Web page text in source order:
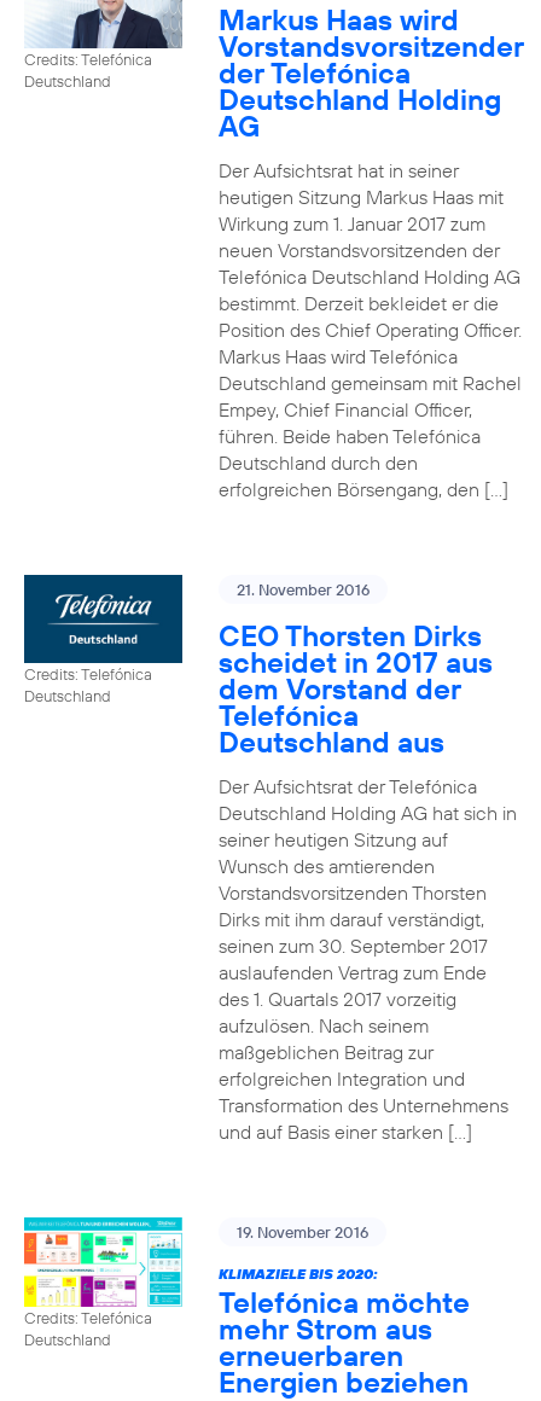
Credits: Telefónica
Deutschland
Markus Haas wird
Vorstandsvorsitzender
der Telefónica
Deutschland Holding
AG
Der Aufsichtsrat hat in seiner
heutigen Sitzung Markus Haas mit
Wirkung zum 1. Januar 2017 zum
neuen Vorstandsvorsitzenden der
Telefónica Deutschland Holding AG
bestimmt. Derzeit bekleidet er die
Position des Chief Operating Officer.
Markus Haas wird Telefónica
Deutschland gemeinsam mit Rachel
Empey, Chief Financial Officer,
führen. Beide haben Telefónica
Deutschland durch den
erfolgreichen Börsengang, den […]
Credits: Telefónica
Deutschland
21. November 2016
CEO Thorsten Dirks
scheidet in 2017 aus
dem Vorstand der
Telefónica
Deutschland aus
Der Aufsichtsrat der Telefónica
Deutschland Holding AG hat sich in
seiner heutigen Sitzung auf
Wunsch des amtierenden
Vorstandsvorsitzenden Thorsten
Dirks mit ihm darauf verständigt,
seinen zum 30. September 2017
auslaufenden Vertrag zum Ende
des 1. Quartals 2017 vorzeitig
aufzulösen. Nach seinem
maßgeblichen Beitrag zur
erfolgreichen Integration und
Transformation des Unternehmens
und auf Basis einer starken […]
Credits: Telefónica
Deutschland
19. November 2016
KLIMAZIELE BIS 2020:
Telefónica möchte
mehr Strom aus
erneuerbaren
Energien beziehen